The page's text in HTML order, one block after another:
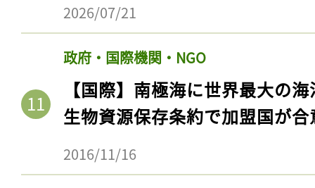
2026/07/21
政府・国際機関・NGO
【国際】南極海に世界最大の
生物資源保存条約で加盟国が合
2016/11/16